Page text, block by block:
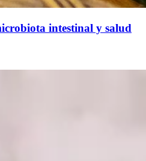
intestinal y salud